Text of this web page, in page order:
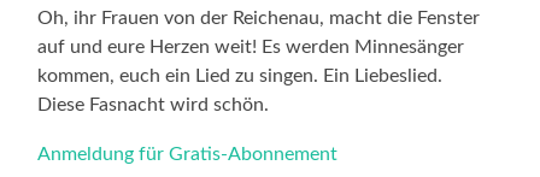
Oh, ihr Frauen von der Reichenau, macht die Fenster
auf und eure Herzen weit! Es werden Minnesänger
kommen, euch ein Lied zu singen. Ein Liebeslied.
Diese Fasnacht wird schön.
Anmeldung für Gratis-Abonnement